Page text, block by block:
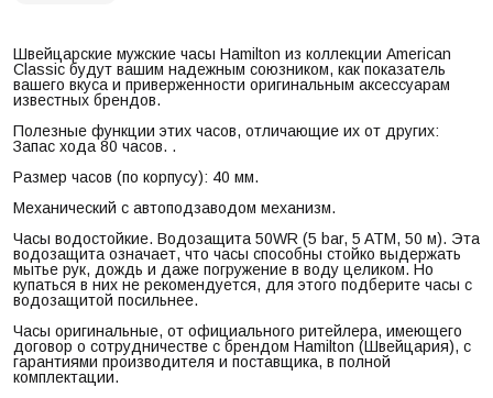
Швейцарские мужские часы Hamilton из коллекции American
Classic будут вашим надежным союзником, как показатель
вашего вкуса и приверженности оригинальным аксессуарам
известных брендов.
Полезные функции этих часов, отличающие их от других:
Запас хода 80 часов. .
Размер часов (по корпусу): 40 мм.
Механический с автоподзаводом механизм.
Часы водостойкие. Водозащита 50WR (5 bar, 5 ATM, 50 м). Эта
водозащита означает, что часы способны стойко выдержать
мытье рук, дождь и даже погружение в воду целиком. Но
купаться в них не рекомендуется, для этого подберите часы с
водозащитой посильнее.
Часы оригинальные, от официального ритейлера, имеющего
договор о сотрудничестве с брендом Hamilton (Швейцария), с
гарантиями производителя и поставщика, в полной
комплектации.